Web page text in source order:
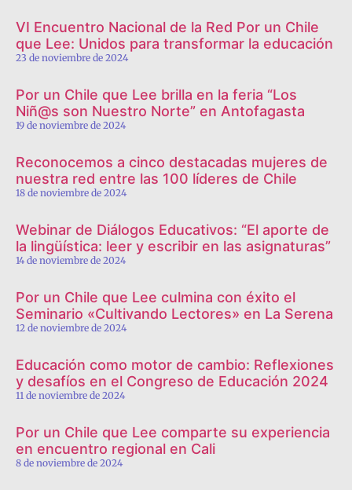
VI Encuentro Nacional de la Red Por un Chile
que Lee: Unidos para transformar la educación
23 de noviembre de 2024
Por un Chile que Lee brilla en la feria “Los
Niñ@s son Nuestro Norte” en Antofagasta
19 de noviembre de 2024
Reconocemos a cinco destacadas mujeres de
nuestra red entre las 100 líderes de Chile
18 de noviembre de 2024
Webinar de Diálogos Educativos: “El aporte de
la lingüística: leer y escribir en las asignaturas”
14 de noviembre de 2024
Por un Chile que Lee culmina con éxito el
Seminario «Cultivando Lectores» en La Serena
12 de noviembre de 2024
Educación como motor de cambio: Reflexiones
y desafíos en el Congreso de Educación 2024
11 de noviembre de 2024
Por un Chile que Lee comparte su experiencia
en encuentro regional en Cali
8 de noviembre de 2024